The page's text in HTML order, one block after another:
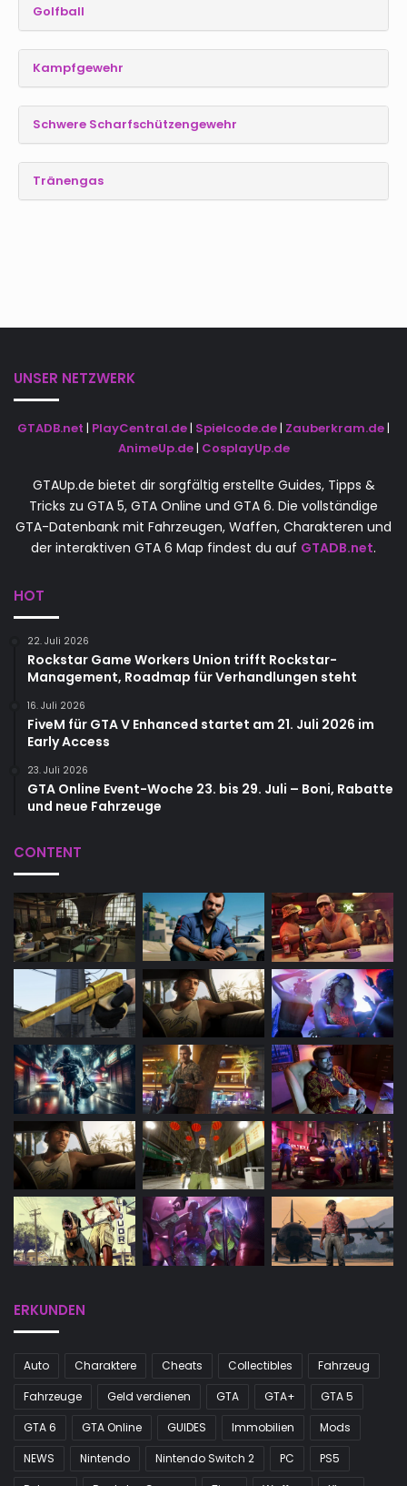
Golfball
Kampfgewehr
Schwere Scharfschützengewehr
Tränengas
UNSER NETZWERK
GTADB.net | PlayCentral.de| Spielcode.de| Zauberkram.de|
AnimeUp.de| CosplayUp.de
GTAUp.de bietet dir sorgfältig erstellte Guides, Tipps &
Tricks zu GTA 5, GTA Online und GTA 6. Die vollständige
GTA-Datenbank mit Fahrzeugen, Waffen, Charakteren und
der interaktiven GTA 6 Map findest du auf GTADB.net.
HOT
22. Juli 2026
Rockstar Game Workers Union trifft Rockstar-
Management, Roadmap für Verhandlungen steht
16. Juli 2026
FiveM für GTA V Enhanced startet am 21. Juli 2026 im
Early Access
23. Juli 2026
GTA Online Event-Woche 23. bis 29. Juli – Boni, Rabatte
und neue Fahrzeuge
CONTENT
ERKUNDEN
Auto Charaktere Cheats Collectibles
Fahrzeug
Fahrzeuge
Geld verdienen GTA GTA+
GTA 5
GTA 6
GTA Online GUIDES Immobilien
Mods
NEWS
Nintendo Nintendo Switch 2 PC
PS5